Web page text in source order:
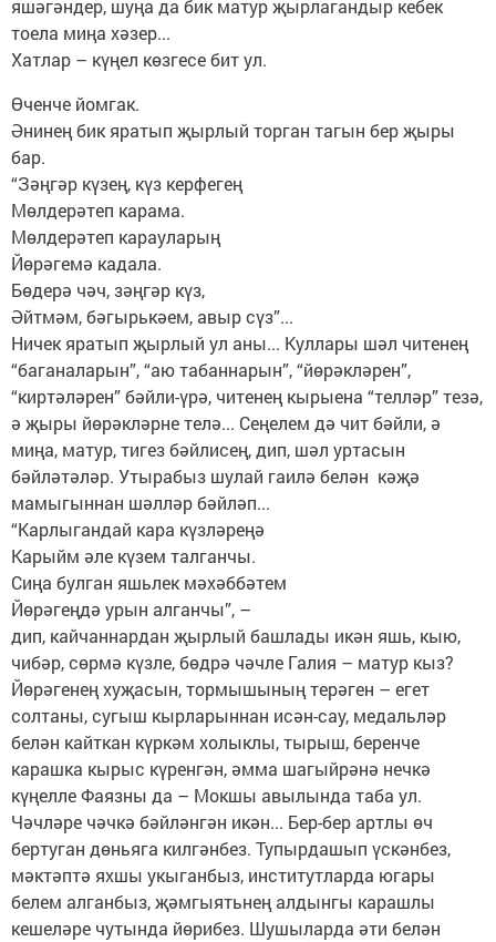
яшәгәндер, шуңа да бик матур җырлагандыр кебек
тоела миңа хәзер...
Хатлар – күңел көзгесе бит ул.
Өченче йомгак.
Әнинең бик яратып җырлый торган тагын бер җыры
бар.
“Зәңгәр күзең, күз керфегең
Мөлдерәтеп карама.
Мөлдерәтеп карауларың
Йөрәгемә кадала.
Бөдерә чәч, зәңгәр күз,
Әйтмәм, бәгырькәем, авыр сүз”...
Ничек яратып җырлый ул аны... Куллары шәл читенең
“баганаларын”, “аю табаннарын”, “йөрәкләрен”,
“киртәләрен” бәйли-үрә, читенең кырыена “телләр” тезә,
ә җыры йөрәкләрне телә... Сеңелем дә чит бәйли, ә
миңа, матур, тигез бәйлисең, дип, шәл уртасын
бәйләтәләр. Утырабыз шулай гаилә белән кәҗә
мамыгыннан шәлләр бәйләп...
“Карлыгандай кара күзләреңә
Карыйм әле күзем талганчы.
Сиңа булган яшьлек мәхәббәтем
Йөрәгеңдә урын алганчы”, –
дип, кайчаннардан җырлый башлады икән яшь, кыю,
чибәр, сөрмә күзле, бөдрә чәчле Галия – матур кыз?
Йөрәгенең хуҗасын, тормышының терәген – егет
солтаны, сугыш кырларыннан исән-сау, медальләр
белән кайткан күркәм холыклы, тырыш, беренче
карашка кырыс күренгән, әмма шагыйрәнә нечкә
күңелле Фаязны да – Мокшы авылында таба ул.
Чәчләре чәчкә бәйләнгән икән... Бер-бер артлы өч
бертуган дөньяга килгәнбез. Тупыр­дашып үскәнбез,
мәктәптә яхшы укыганбыз, институтларда югары
белем алганбыз, җәмгыятьнең алдынгы карашлы
кешеләре чутында йөрибез. Шушыларда әти белән